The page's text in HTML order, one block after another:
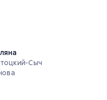
Сыч
5 на основе 3 оценок